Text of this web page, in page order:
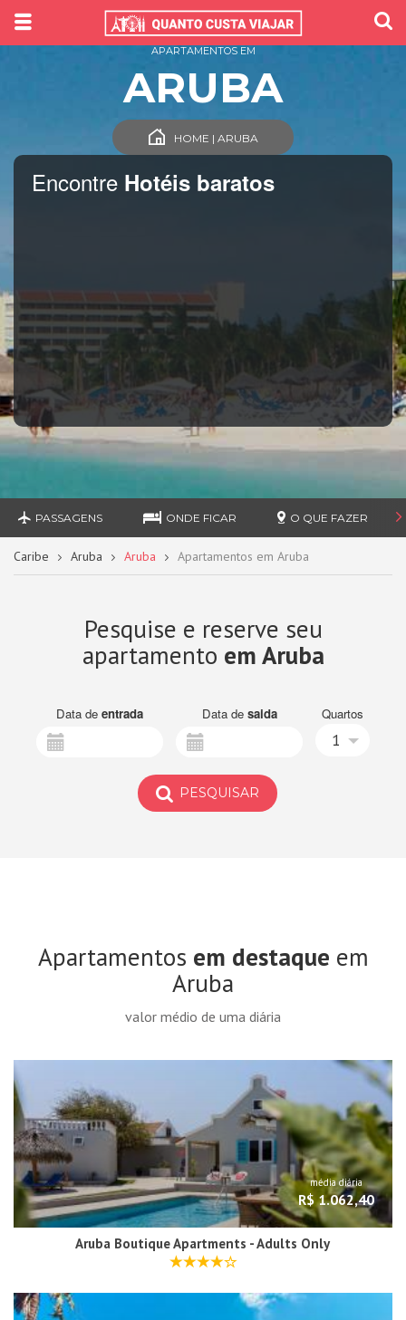
Encontre Hotéis baratos
APARTAMENTOS EM
ARUBA
HOME | ARUBA
PASSAGENS ONDE FICAR O QUE FAZER
Caribe Aruba Aruba Apartamentos em Aruba
Pesquise e reserve seu
apartamento em Aruba
Data de entrada Data de saida Quartos
1
PESQUISAR
Apartamentos em destaque em
Aruba
valor médio de uma diária
média diária
R$ 1.062,40
Aruba Boutique Apartments - Adults Only